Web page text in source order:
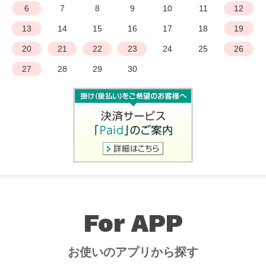
6 7 8 9 10 11 12
13 14 15 16 17 18 19
20 21 22 23 24 25 26
27 28 29 30
For APP
お使いのアプリから探す